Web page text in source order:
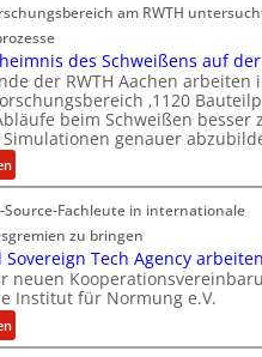
G
l
e
n
z
w
i
r
d
r
e
a
V
i
e
p
L
ü
b
e
r
n
m
m
t
M
i
x
am RWTH
des Schweißens auf
der RWTH Aachen arbeiten
‚1120
beim Schweißen besser
genauer
:
D
e
m
G
e
h
e
i
Source-Fachleute in internationale
zu bringen
Sovereign Tech Agency
neuen
Institut für Normung e.V.
:
D